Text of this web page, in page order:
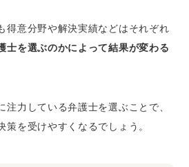
得意分野や解決実績などはそれぞれ
士を選ぶのかによって結果が変わる
注力している弁護士を選ぶことで、
策を受けやすくなるでしょう。